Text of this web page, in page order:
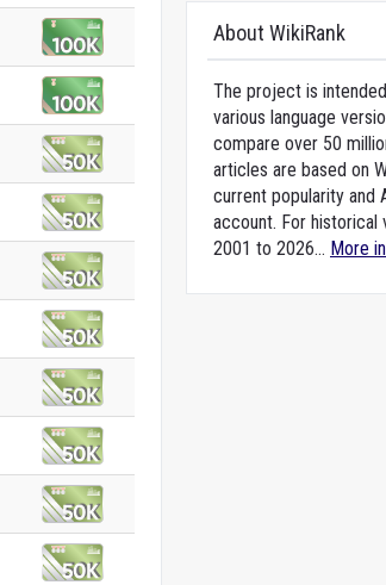
About WikiRank
The project is
various language
compare over 50
articles are based on
current popularity and
account. For historical
2001 to 2026... More